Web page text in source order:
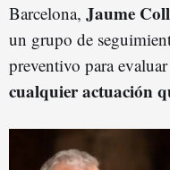
Barcelona, Jaume
un grupo de
preventivo para
cualquier actuación